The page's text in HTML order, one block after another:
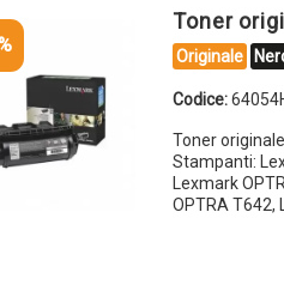
Toner
Originale
Codice:
Toner
Stampanti:
Lexmark
OPTRA T642,